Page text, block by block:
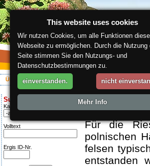
Über die Region Aktiv Erleben Entspannung Ihr
Suche:
Kategorie
Volltext
Ergis ID-Nr.
ergis.cz>Über
Thoren
Für die
polnischen
felsen
entstanden
This website uses cookies
Wir nutzen Cookies, um alle Funktionen
Webseite zu ermöglichen. Durch die Nutzung
Seite stimmen Sie den Nutzungs- und
Datenschutzbestimmungen zu.
einverstanden. nicht
Mehr Info